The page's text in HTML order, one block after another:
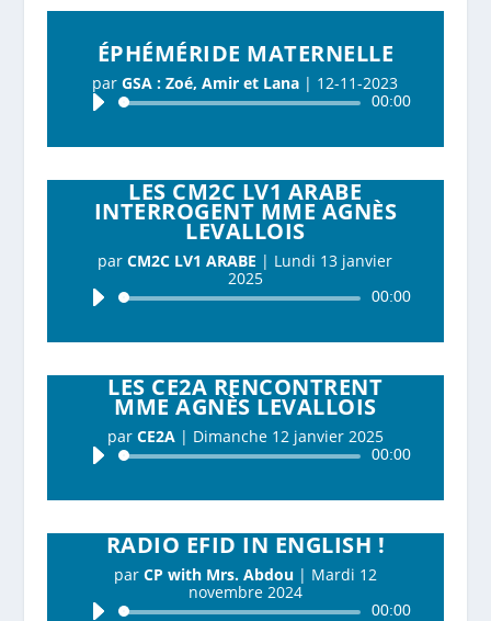
ÉPHÉMÉRIDE MATERNELLE
parGSA : Zoé, Amir et Lana | 12-11-2023
Lecteur
00:00
LES CM2C LV1 ARABE
INTERROGENT MME AGNÈS
LEVALLOIS
parCM2C LV1 ARABE | Lundi 13 janvier
2025
Lecteur
00:00
LES CE2A RENCONTRENT
MME AGNÈS LEVALLOIS
par CE2A| Dimanche 12 janvier 2025
Lecteur
00:00
RADIO EFID IN ENGLISH !
par CP with Mrs. Abdou| Mardi 12
novembre 2024
Lecteur
00:00